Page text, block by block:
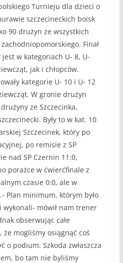
Turnieju dla dzieci o
szczecineckich boisk
90 drużyn ze wszystkich
Finał
w kategoriach U- 8, U-
jak i chłopców.
kategorie U- 10 i U- 12
W gronie drużyn
ze Szczecinka,
Były to w kat. 10
Szczecinek, który po
po remisie z SP
nad SP Czernin 11:0,
porażce w ćwierćfinale z
czasie 0:0, ale w
Plan minimum, którym było
wykonali- mówił nam trener
obserwując całe
mogliśmy osiągnąć coś
o podium. Szkoda zwłaszcza
bo tam nie byliśmy